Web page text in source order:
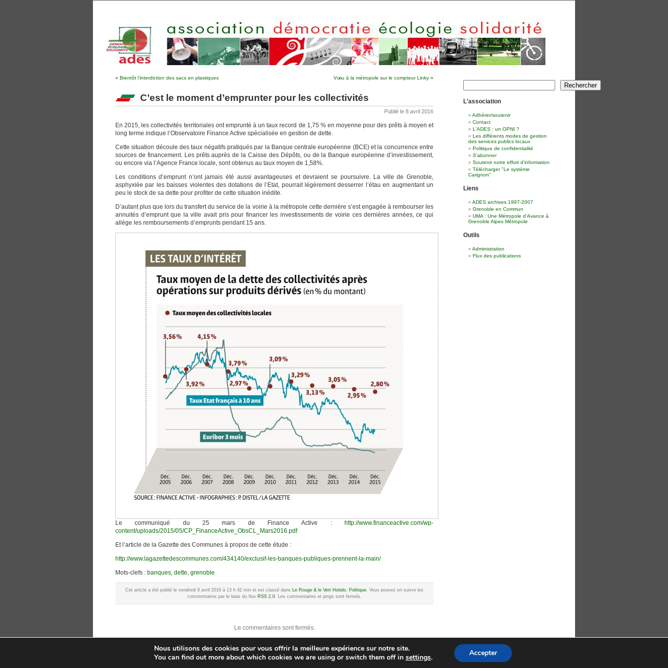
« Bientôt l’interdiction des sacs en plastiques Vœu à la métropole sur le compteur Linky »
C’est le moment d’emprunter pour les collectivités
Publié le 8 avril 2016
En 2015, les collectivités territoriales ont emprunté à un taux record de 1,75 % en moyenne pour des prêts à moyen et
long terme indique l’Observatoire Finance Active spécialisée en gestion de dette.
Cette situation découle des taux négatifs pratiqués par la Banque centrale européenne (BCE) et la concurrence entre
sources de financement. Les prêts auprès de la Caisse des Dépôts, ou de la Banque européenne d’investissement,
ou encore via l’Agence France locale, sont obtenus au taux moyen de 1,58%.
Les conditions d’emprunt n’ont jamais été aussi avantageuses et devraient se poursuivre. La ville de Grenoble,
asphyxiée par les baisses violentes des dotations de l’Etat, pourrait légèrement desserrer l’étau en augmentant un
peu le stock de sa dette pour profiter de cette situation inédite.
D’autant plus que lors du transfert du service de la voirie à la métropole cette dernière s’est engagée à rembourser les
annuités d’emprunt que la ville avait pris pour financer les investissements de voirie ces dernières années, ce qui
allège les remboursements d’emprunts pendant 15 ans.
Le communiqué du 25 mars de Finance Active : http://www.financeactive.com/wp-
content/uploads/2015/05/CP_FinanceActive_ObsCL_Mars2016.pdf
Et l’article de la Gazette des Communes à propos de cette étude :
http://www.lagazettedescommunes.com/434140/exclusif-les-banques-publiques-prennent-la-main/
Mots-clefs : banques, dette, grenoble
Cet article a été publié le vendredi 8 avril 2016 à 13 h 42 min et est classé dans Le Rouge & le Vert Hebdo, Politique. Vous pouvez en suivre les
commentaires par le biais du flux RSS 2.0. Les commentaires et pings sont fermés.
Le commentaires sont fermés.
Rechercher Rechercher
L'association
Adhérer/soutenir
Contact
L'ADES : un OPNI ?
Les différents modes de gestion
des services publics locaux
Politique de confidentialité
S'abonner
Soutenir notre effort d'information
Télécharger "Le système
Carignon"
Liens
ADES archives 1997-2007
Grenoble en Commun
UMA : Une Métropole d'Avance à
Grenoble Alpes Métropole
Outils
Administration
Flux des publications
ADES – Le Rouge et le Vert © 2010 V.C. | un blog utilisant WordPress| Articles (RSS)etCommentaires (RSS)
Nous utilisons des cookies pour vous offrir la meilleure expérience sur notre site.
You can find out more about which cookies we are using or switch them off in settings. Accepter